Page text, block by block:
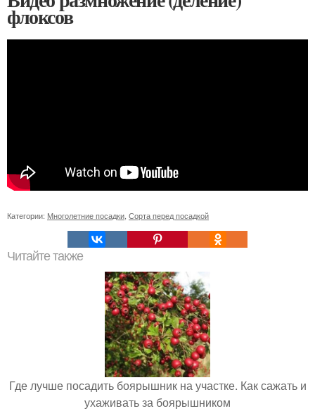
флоксов
Категории: Многолетние посадки Сорта перед посадкой
Читайте также
Где лучше посадить боярышник на участке. Как сажать и
ухаживать за боярышником